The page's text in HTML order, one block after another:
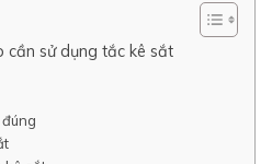
cần sử dụng tắc kê sắt